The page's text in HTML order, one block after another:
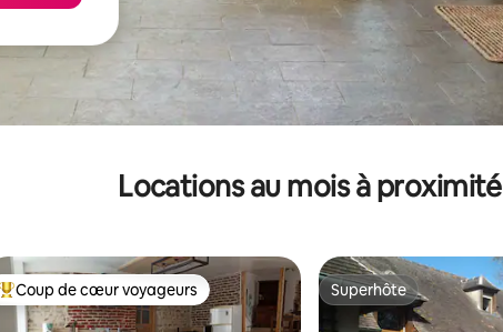
Locations au mois à proximité
Coup de cœur voyageurs parmi les plus aimés
Coup de cœur voyageurs Superhôte
Superhôte